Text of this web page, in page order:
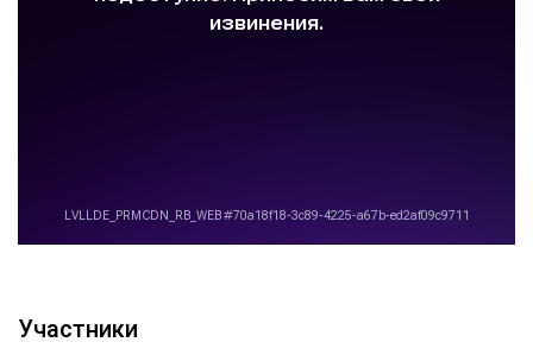
Участники